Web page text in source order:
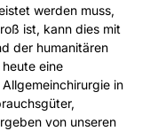
werden muss,
ist, kann dies mit
der humanitären
eine
in
von unseren